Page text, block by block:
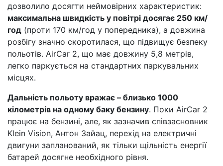
дозволило досягти неймовірних характеристик:
максимальна швидкість у повітрі досягає 250 км/
год (проти 170 км/год у попередника), а довжина
розбігу значно скоротилася, що підвищує безпеку
польотів. AirCar 2, що має довжину 5,8 метрів,
легко паркується на стандартних паркувальних
місцях.
Дальність польоту вражає – близько 1000
кілометрів на одному баку бензину. Поки AirCar 2
працює на бензині, але, як зазначив співзасновник
Klein Vision, Антон Зайац, перехід на електричні
двигуни запланований, як тільки щільність енергії
батарей досягне необхідного рівня.